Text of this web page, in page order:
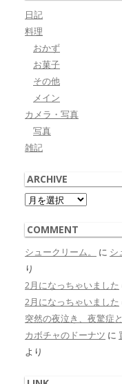
日記
料理
おかず
お菓子
その他
メイン
カメラ・写真
写真
雑記
ARCHIVE
Archive
COMMENT
シュークリーム。 に シ
り
2月になっちゃいました
2月になっちゃいました
突然の夜泣き、夜驚症
カボチャのドーナツ に
より